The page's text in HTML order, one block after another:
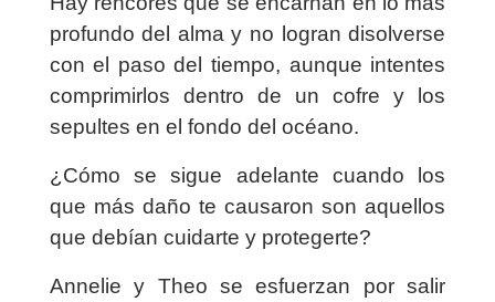
profundo del alma y no logran disolverse
con el paso del tiempo, aunque intentes
comprimirlos dentro de un cofre y los
sepultes en el fondo del océano.
¿Cómo se sigue adelante cuando los
que más daño te causaron son aquellos
que debían cuidarte y protegerte?
Annelie y Theo se esfuerzan por salir